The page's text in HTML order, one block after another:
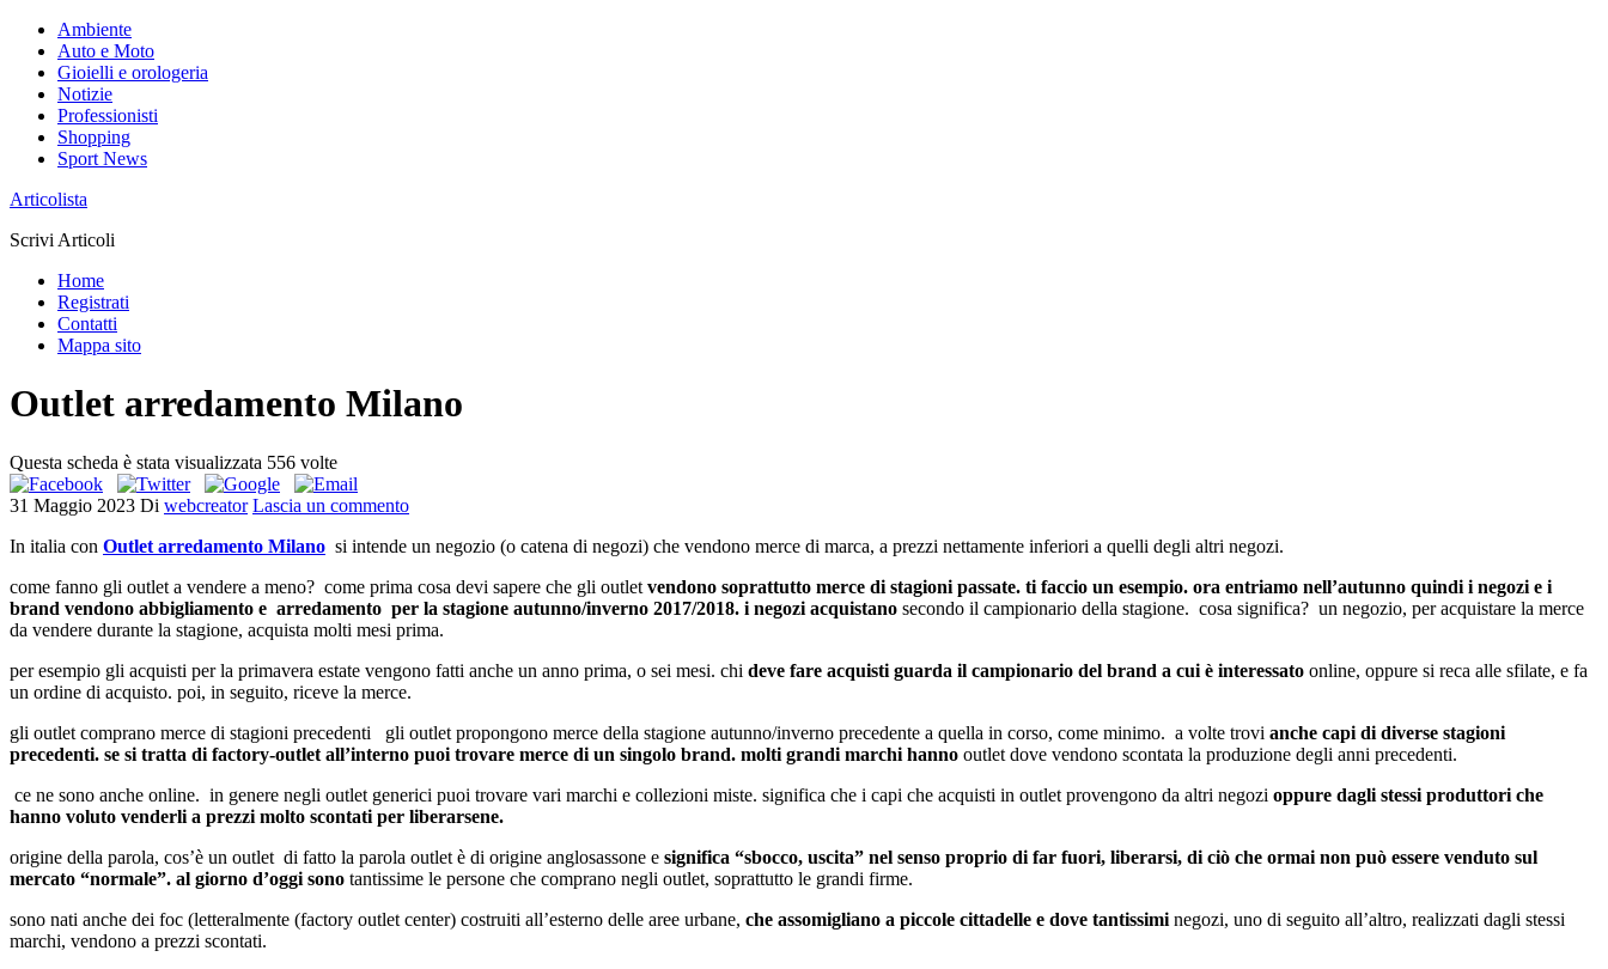
Ambiente
Auto e Moto
Gioielli e orologeria
Notizie
Professionisti
Shopping
Sport News
Articolista
Scrivi Articoli
Home
Registrati
Contatti
Mappa sito
Outlet arredamento Milano
Questa scheda è stata visualizzata 556 volte
31 Maggio 2023 Di webcreator Lascia un commento
In italia con Outlet arredamento Milano si intende un negozio (o catena di negozi) che vendono merce di marca, a prezzi nettamente inferiori a quelli degli altri negozi.
come fanno gli outlet a vendere a meno? come prima cosa devi sapere che gli outlet vendono soprattutto merce di stagioni passate. ti faccio un esempio. ora entriamo nell’autunno quindi i negozi e i
brand vendono abbigliamento e arredamento per la stagione autunno/inverno 2017/2018. i negozi acquistano secondo il campionario della stagione. cosa significa? un negozio, per acquistare la merce
da vendere durante la stagione, acquista molti mesi prima.
per esempio gli acquisti per la primavera estate vengono fatti anche un anno prima, o sei mesi. chi deve fare acquisti guarda il campionario del brand a cui è interessato online, oppure si reca alle sfilate, e fa
un ordine di acquisto. poi, in seguito, riceve la merce.
gli outlet comprano merce di stagioni precedenti gli outlet propongono merce della stagione autunno/inverno precedente a quella in corso, come minimo. a volte trovi anche capi di diverse stagioni
precedenti. se si tratta di factory-outlet all’interno puoi trovare merce di un singolo brand. molti grandi marchi hanno outlet dove vendono scontata la produzione degli anni precedenti.
ce ne sono anche online. in genere negli outlet generici puoi trovare vari marchi e collezioni miste. significa che i capi che acquisti in outlet provengono da altri negozi oppure dagli stessi produttori che
hanno voluto venderli a prezzi molto scontati per liberarsene.
origine della parola, cos’è un outlet di fatto la parola outlet è di origine anglosassone e significa “sbocco, uscita” nel senso proprio di far fuori, liberarsi, di ciò che ormai non può essere venduto sul
mercato “normale”. al giorno d’oggi sono tantissime le persone che comprano negli outlet, soprattutto le grandi firme.
sono nati anche dei foc (letteralmente (factory outlet center) costruiti all’esterno delle aree urbane, che assomigliano a piccole cittadelle e dove tantissimi negozi, uno di seguito all’altro, realizzati dagli stessi
marchi, vendono a prezzi scontati.